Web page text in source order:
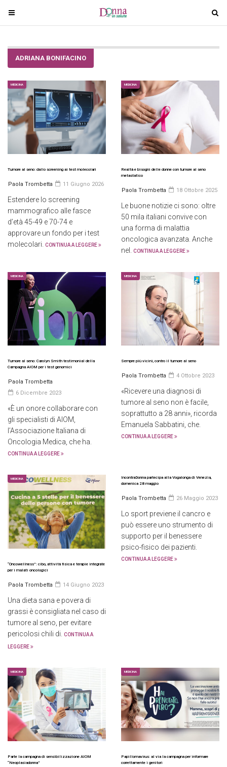
T
o
g
n
v
i
g
i
o
T
o
g
v
a
n
ADRIANA BONIFACINO
MEDICINA
Tumore al seno: dallo screening ai test molecolari
Paola Trombetta 11 Giugno 2026
Estendere lo screening
mammografico alle fasce
d’età 45-49 e 70-74 e
approvare un fondo per i test
molecolari. CONTINUA A LEGGERE
MEDICINA
Realtà e bisogni delle donne con tumore al seno
metastatico
Paola Trombetta 18 Ottobre 2025
Le buone notizie ci sono: oltre
50 mila italiani convive con
una forma di malattia
oncologica avanzata. Anche
nel. CONTINUA A LEGGERE
MEDICINA
Tumore al seno: Carolyn Smith testimonial della
Campagna AIOM per i test genomici
Paola Trombetta
6 Dicembre 2023
«È un onore collaborare con
gli specialisti di AIOM,
l’Associazione Italiana di
Oncologia Medica, che ha.
CONTINUA A LEGGERE
MEDICINA
Sempre più vicini, contro il tumore al seno
Paola Trombetta 4 Ottobre 2023
«Ricevere una diagnosi di
tumore al seno non è facile,
soprattutto a 28 anni», ricorda
Emanuela Sabbatini, che.
CONTINUA A LEGGERE
MEDICINA
“Oncowellness”: cibo, attività fisica e terapie integrate
per i malati oncologici
Paola Trombetta 14 Giugno 2023
Una dieta sana e povera di
grassi è consigliata nel caso di
tumore al seno, per evitare
pericolosi chili di.
CONTINUA A
LEGGERE
IncontraDonna partecipa alla Vogalonga di Venezia,
domenica 28 maggio
Paola Trombetta 26 Maggio 2023
Lo sport previene il cancro e
può essere uno strumento di
supporto per il benessere
psico-fisico dei pazienti.
CONTINUA A LEGGERE
MEDICINA
Parte la campagna di sensibilizzazione AIOM
“Neoplasiadonna”
MEDICINA
Papillomavirus: al via la campagna per informare
correttamente i genitori